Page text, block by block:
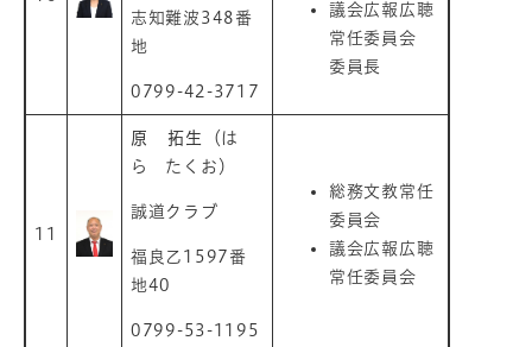
志知難波348番
地
0799-42-3717
議会広報広聴
常任委員会
委員長
11
原 拓生
（は
ら たくお）
誠道クラブ
福良乙1597番
地40
0799-53-1195
総務文教常任
委員会
議会広報広聴
常任委員会